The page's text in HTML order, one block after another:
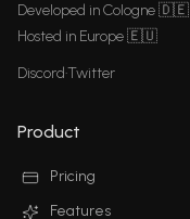
Developed in Cologne 🇩🇪
Hosted in Europe 🇪🇺
Discord•Twitter
Product
Pricing
Features